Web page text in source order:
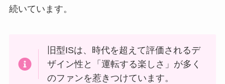
続いています。
旧型ISは、時代を超えて評価されるデ
ザイン性と「運転する楽しさ」が多く
のファンを惹きつけています。